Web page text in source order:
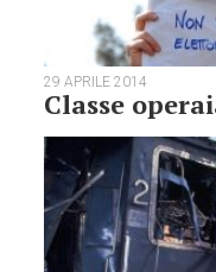
29 APRILE 2014
Classe